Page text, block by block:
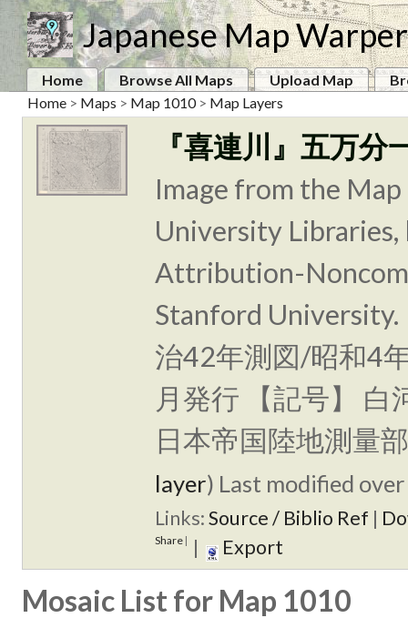
Japanese Map Warper
Home Browse All Maps Upload Map
Home > Maps > Map 1010> Map Layers
『喜連川』五万分
Image from the
University Libraries,
Attribution-
Stanford
治42年測図/昭和4
月発行 【記号】
日本帝国陸地測量
layer) Last modified
Links:Source / Biblio Ref |
Share | Export
Mosaic List for Map 1010